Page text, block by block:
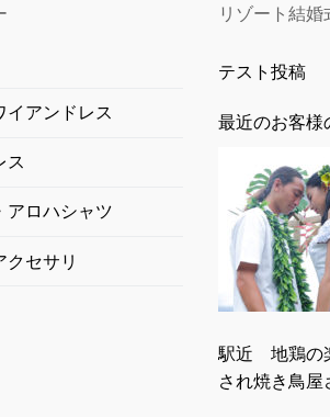
イアンドレス
ス
アロハシャツ
セサリ
リゾート結
テスト投稿
最近のお客様
駅近 地鶏の
され焼き鳥屋